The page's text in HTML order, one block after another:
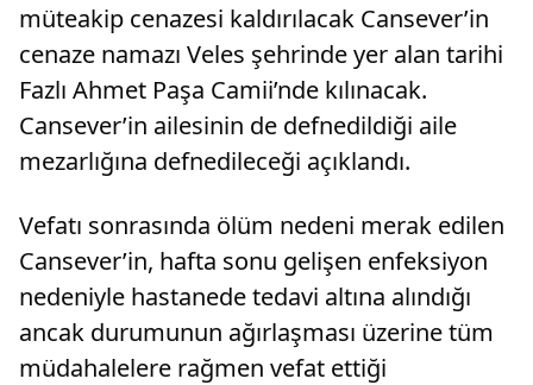
müteakip cenazesi kaldırılacak Cansever’in
cenaze namazı Veles şehrinde yer alan tarihi
Fazlı Ahmet Paşa Camii’nde kılınacak.
Cansever’in ailesinin de defnedildiği aile
mezarlığına defnedileceği açıklandı.
Vefatı sonrasında ölüm nedeni merak edilen
Cansever’in, hafta sonu gelişen enfeksiyon
nedeniyle hastanede tedavi altına alındığı
ancak durumunun ağırlaşması üzerine tüm
müdahalelere rağmen vefat ettiği